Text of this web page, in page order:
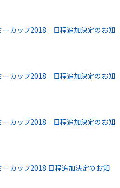
ーカップ2018 日程追加決定のお知
ーカップ2018 日程追加決定のお知
ーカップ2018 日程追加決定のお知
カップ2018 日程追加決定のお知